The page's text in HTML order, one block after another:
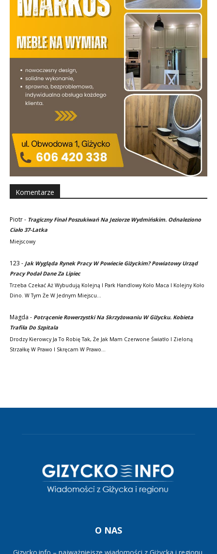
Komentarze
Piotr- Tragiczny Finał Poszukiwań Na Jeziorze Wydmińskim. Odnaleziono
Ciało 37-Latka
Miejscowy
123 - Jak Wygląda Rynek Pracy W Powiecie Giżyckim? Powiatowy Urząd
Pracy Podał Dane Za Lipiec
Trzeba Czekać Aż Wybudują Kolejną I Park Handlowy Koło Maca I Kolejny Koło
Dino. W Tym Że W Jednym Miejscu…
Magda - Potrącenie Rowerzystki Na Skrzyżowaniu W Giżycku. Kobieta
Trafiła Do Szpitala
Drodzy Kierowcy Ja To Robię Tak, Że Jak Mam Czerwone Światło I Zieloną
Strzałkę W Prawo I Skręcam W Prawo…
O NAS